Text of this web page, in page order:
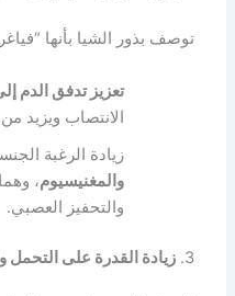
توصف بذور الشيا بأنها
تعزيز تدفق الدم
الانتصاب ويزيد
زيادة الرغبة
والمغنيسيوم،
والتحفيز العصبي.
3. زيادة القدرة على التحمل